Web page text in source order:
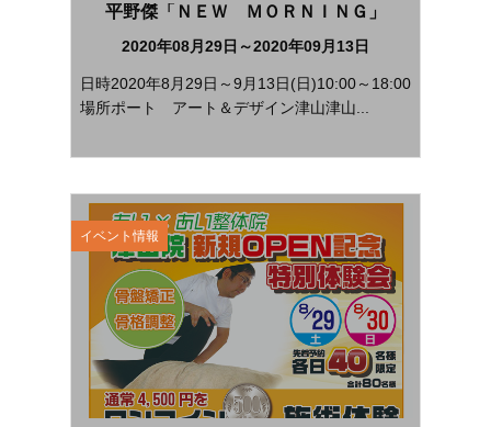
平野傑「ＮＥＷ ＭＯＲＮＩＮＧ」
2020年08月29日～2020年09月13日
日時2020年8月29日～9月13日(日)10:00～18:00
場所ポート アート＆デザイン津山津山...
イベント情報